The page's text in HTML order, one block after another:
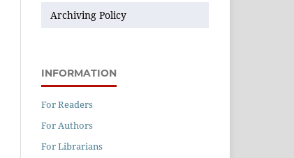
Archiving Policy
INFORMATION
For Readers
For Authors
For Librarians